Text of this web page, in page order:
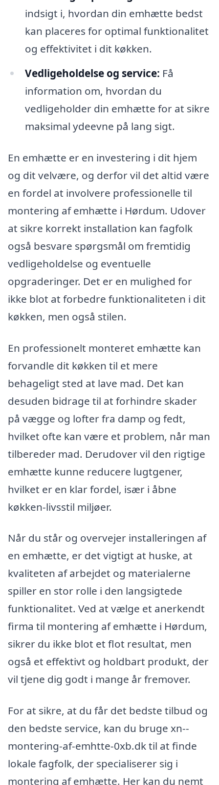
indsigt i, hvordan din emhætte bedst
kan placeres for optimal funktionalitet
og effektivitet i dit køkken.
Vedligeholdelse og service: Få
information om, hvordan du
vedligeholder din emhætte for at sikre
maksimal ydeevne på lang sigt.
En emhætte er en investering i dit hjem
og dit velvære, og derfor vil det altid være
en fordel at involvere professionelle til
montering af emhætte i Hørdum. Udover
at sikre korrekt installation kan fagfolk
også besvare spørgsmål om fremtidig
vedligeholdelse og eventuelle
opgraderinger. Det er en mulighed for
ikke blot at forbedre funktionaliteten i dit
køkken, men også stilen.
En professionelt monteret emhætte kan
forvandle dit køkken til et mere
behageligt sted at lave mad. Det kan
desuden bidrage til at forhindre skader
på vægge og lofter fra damp og fedt,
hvilket ofte kan være et problem, når man
tilbereder mad. Derudover vil den rigtige
emhætte kunne reducere lugtgener,
hvilket er en klar fordel, især i åbne
køkken-livsstil miljøer.
Når du står og overvejer installeringen af
en emhætte, er det vigtigt at huske, at
kvaliteten af arbejdet og materialerne
spiller en stor rolle i den langsigtede
funktionalitet. Ved at vælge et anerkendt
firma til montering af emhætte i Hørdum,
sikrer du ikke blot et flot resultat, men
også et effektivt og holdbart produkt, der
vil tjene dig godt i mange år fremover.
For at sikre, at du får det bedste tilbud og
den bedste service, kan du bruge xn--
montering-af-emhtte-0xb.dk til at finde
lokale fagfolk, der specialiserer sig i
montering af emhætte. Her kan du nemt